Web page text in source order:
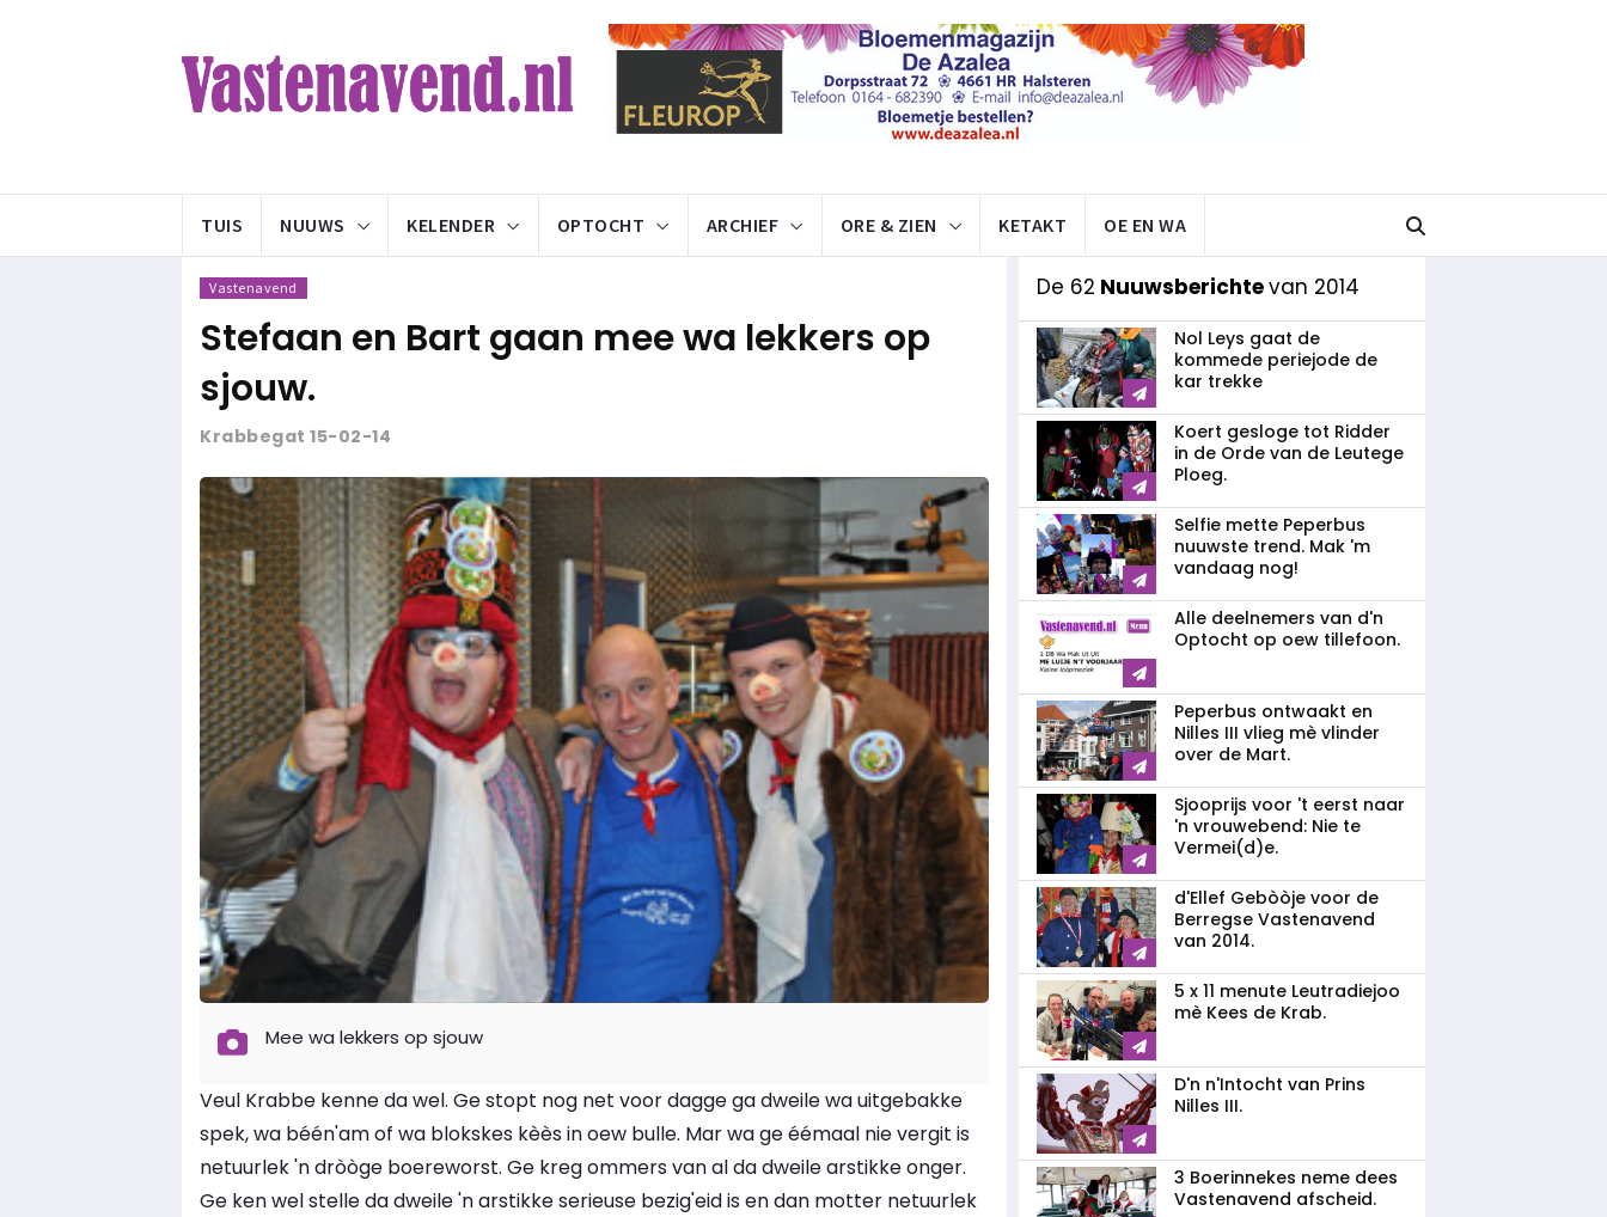
TUIS NUUWS KELENDER OPTOCHT ARCHIEF ORE & ZIEN KETAKT OE EN WA
Vastenavend
Stefaan en Bart gaan mee wa lekkers op
sjouw.
Krabbegat 15-02-14
Mee wa lekkers op sjouw
Veul Krabbe kenne da wel. Ge stopt nog net voor dagge ga dweile wa uitgebakke
spek, wa béén'am of wa blokskes kèès in oew bulle. Mar wa ge éémaal nie vergit is
netuurlek 'n dròòge boereworst. Ge kreg ommers van al da dweile arstikke onger.
Ge ken wel stelle da dweile 'n arstikke serieuse bezig'eid is en dan motter netuurlek
De 62 Nuuwsberichtevan 2014
Nol Leys gaat de
kommede periejode de
kar trekke
Koert gesloge tot Ridder
in de Orde van de Leutege
Ploeg.
Selfie mette Peperbus
nuuwste trend. Mak 'm
vandaag nog!
Alle deelnemers van d'n
Optocht op oew tillefoon.
Peperbus ontwaakt en
Nilles III vlieg mè vlinder
over de Mart.
Sjooprijs voor 't eerst naar
'n vrouwebend: Nie te
Vermei(d)e.
d'Ellef Gebòòje voor de
Berregse Vastenavend
van 2014.
5 x 11 menute Leutradiejoo
mè Kees de Krab.
D'n n'Intocht van Prins
Nilles III.
3 Boerinnekes neme dees
Vastenavend afscheid.